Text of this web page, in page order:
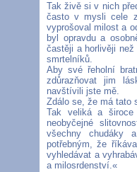
Tak živě si v nich
často v mysli cele
vyprošoval milost a
byl opravdu a
častěji a horlivěji
smrtelníků.
Aby své řeholní
zdůrazňovat jim
navštívili jste mě.
Zdálo se, že má tato
Tak veliká a
neobyčejné
všechny chudáky
potřebným, že
vyhledávat a
a milosrdenství.«